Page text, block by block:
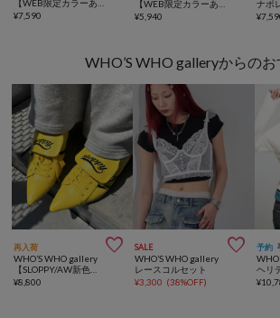
¥7,590
¥5,940
¥
WHO’S WHO galleryからの
再入荷 
WHO’S WHO gallery
¥8,800
SALE 
WHO’S WHO gallery
レースコルセット
¥3,300 (38%OFF)
予約
¥